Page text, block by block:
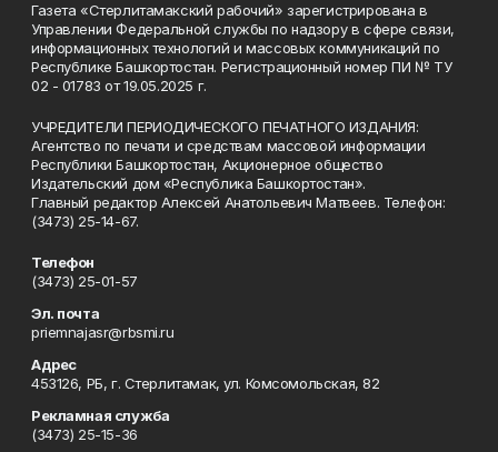
Газета «Стерлитамакский рабочий» зарегистрирована в
Управлении Федеральной службы по надзору в сфере связи,
информационных технологий и массовых коммуникаций по
Республике Башкортостан. Регистрационный номер ПИ № ТУ
02 - 01783 от 19.05.2025 г.
УЧРЕДИТЕЛИ ПЕРИОДИЧЕСКОГО ПЕЧАТНОГО ИЗДАНИЯ:
Агентство по печати и средствам массовой информации
Республики Башкортостан, Акционерное общество
Издательский дом «Республика Башкортостан».
Главный редактор Алексей Анатольевич Матвеев. Телефон:
(3473) 25-14-67.
Телефон
(3473) 25-01-57
Эл. почта
priemnajasr@rbsmi.ru
Адрес
453126, РБ, г. Стерлитамак, ул. Комсомольская, 82
Рекламная служба
(3473) 25-15-36